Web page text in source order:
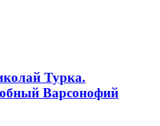
Турка.
Варсонофий